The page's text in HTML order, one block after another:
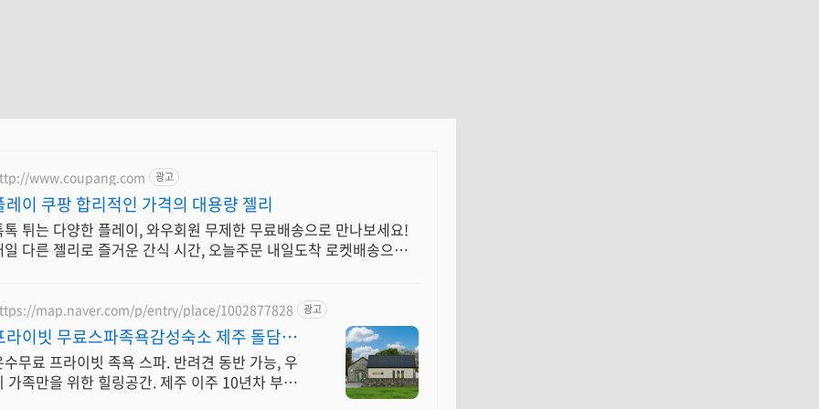
www.coupang.com 광고
레이 쿠팡 합리적인 가격의 대용량 젤리
톡 튀는 다양한 플레이, 와우회원 무제한 무료배송으로 만나보세요!
일 다른 젤리로 즐거운 간식 시간, 오늘주문 내일도착 로켓배송으로
map.naver.com/p/entry/place/1002877828 광고
라이빗 무료스파족욕감성숙소 제주 돌담감
, 반려견 환영
무료 프라이빗 족욕 스파. 반려견 동반 가능, 우
가족만을 위한 힐링공간. 제주 이주 10년차 부부